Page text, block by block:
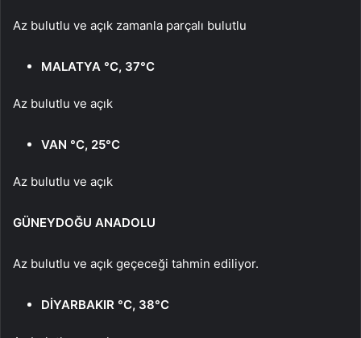
Az bulutlu ve açık zamanla parçalı bulutlu
MALATYA °C, 37°C
Az bulutlu ve açık
VAN °C, 25°C
Az bulutlu ve açık
GÜNEYDOĞU ANADOLU
Az bulutlu ve açık geçeceği tahmin ediliyor.
DİYARBAKIR °C, 38°C